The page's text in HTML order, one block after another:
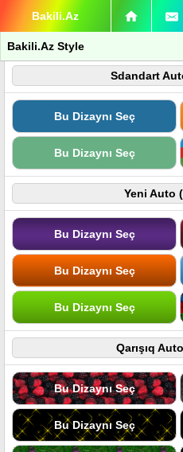
Bakili.Az
Bakili.Az Style
Sdandart
Bu Dizaynı Seç
Bu Dizaynı Seç
Yeni Auto
Bu Dizaynı Seç
Bu Dizaynı Seç
Bu Dizaynı Seç
Qarışıq
Bu Dizaynı Seç
Bu Dizaynı Seç